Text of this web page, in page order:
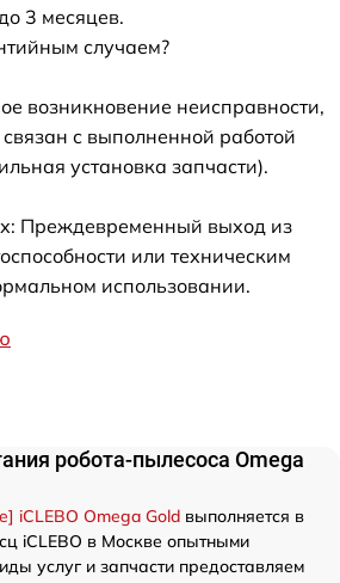
3 месяцев.
случаем?
возникновение неисправности,
с выполненной работой
установка запчасти).
Преждевременный выход из
или техническим
использовании.
робота-пылесоса Omega
iCLEBO Omega Gold выполняется в
iCLEBO в Москве опытными
услуг и запчасти предоставляем